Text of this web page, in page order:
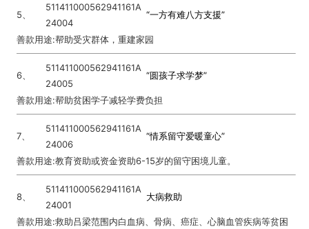
5、
511411000562941161A
24004
“一方有难八方支援”
善款用途:帮助受灾群体，重建家园
6、
511411000562941161A
24005
“圆孩子求学梦”
善款用途:帮助贫困学子减轻学费负担
7、
511411000562941161A
24006
“情系留守爱暖童心”
善款用途:教育资助或资金资助6-15岁的留守困境儿童。
8、
511411000562941161A
24001
大病救助
善款用途:救助吕梁范围内白血病、骨病、癌症、心脑血管疾病等贫困